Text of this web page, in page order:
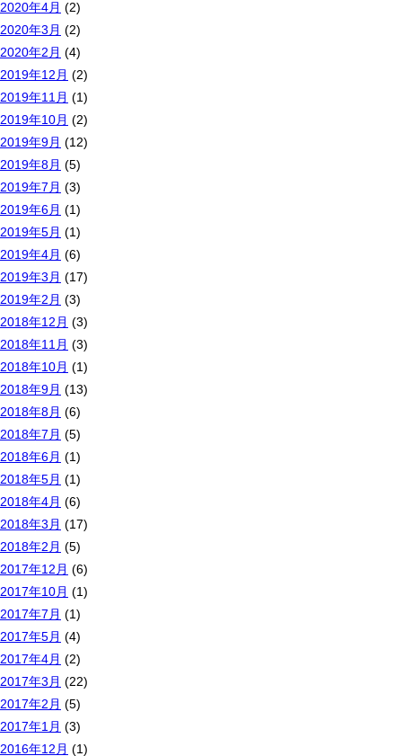
2020年4月 (2)
2020年3月 (2)
2020年2月 (4)
2019年12月 (2)
2019年11月 (1)
2019年10月 (2)
2019年9月 (12)
2019年8月 (5)
2019年7月 (3)
2019年6月 (1)
2019年5月 (1)
2019年4月 (6)
2019年3月 (17)
2019年2月 (3)
2018年12月 (3)
2018年11月 (3)
2018年10月 (1)
2018年9月 (13)
2018年8月 (6)
2018年7月 (5)
2018年6月 (1)
2018年5月 (1)
2018年4月 (6)
2018年3月 (17)
2018年2月 (5)
2017年12月 (6)
2017年10月 (1)
2017年7月 (1)
2017年5月 (4)
2017年4月 (2)
2017年3月 (22)
2017年2月 (5)
2017年1月 (3)
2016年12月 (1)